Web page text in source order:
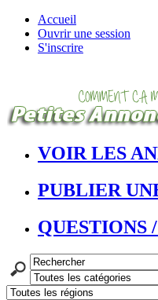
Accueil
Ouvrir une session
S'inscrire
VOIR LES
PUBLIER
QUESTIONS